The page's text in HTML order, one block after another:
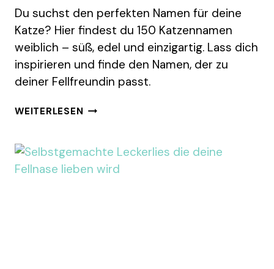
Du suchst den perfekten Namen für deine
Katze? Hier findest du 150 Katzennamen
weiblich – süß, edel und einzigartig. Lass dich
inspirieren und finde den Namen, der zu
deiner Fellfreundin passt.
WEITERLESEN BEZAUBERNDE
FÜR
DEINE
SAMTPFOTE